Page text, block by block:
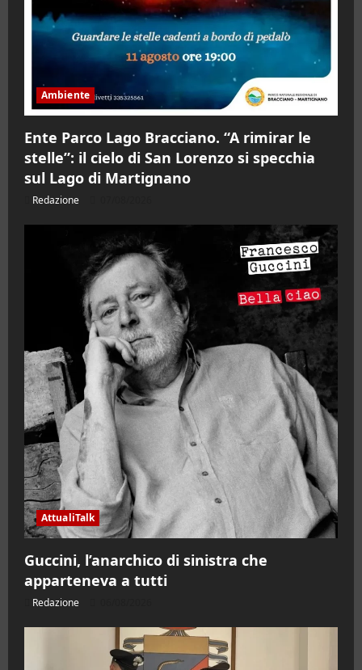
Ambiente
Ente Parco Lago Bracciano. “A rimirar le
stelle”: il cielo di San Lorenzo si specchia
sul Lago di Martignano
Redazione
AttualiTalk
Guccini, l’anarchico di sinistra che
apparteneva a tutti
Redazione